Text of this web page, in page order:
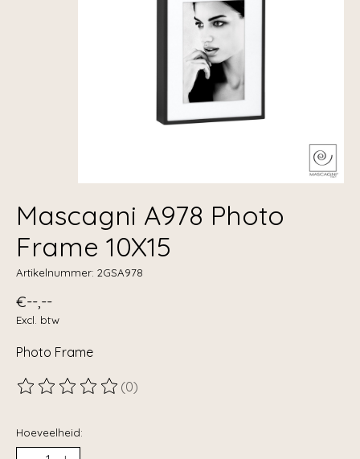
Mascagni A978 Photo
Frame 10X15
Artikelnummer: 2GSA978
€--,--
Excl. btw
Photo Frame
De beoordeling van dit product is
(0)
Hoeveelheid: